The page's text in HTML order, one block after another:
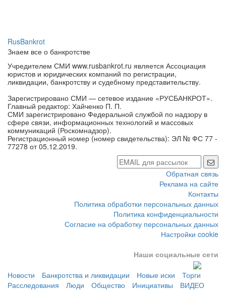
RusBankrot
Знаем все о банкротстве
Учредителем СМИ www.rusbankrot.ru является Ассоциация
юристов и юридических компаний по регистрации,
ликвидации, банкротству и судебному представительству.
Зарегистрировано СМИ — сетевое издание «РУСБАНКРОТ».
Главный редактор: Хайченко П. П.
СМИ зарегистрировано Федеральной службой по надзору в
сфере связи, информационных технологий и массовых
коммуникаций (Роскомнадзор).
Регистрационный номер (номер свидетельства): ЭЛ № ФС 77 -
77278 от 05.12.2019.
Обратная связь
Реклама на сайте
Контакты
Политика обработки персональных данных
Политика конфиденциальности
Согласие на обработку персональных данных
Настройки cookie
Наши социальные сети
Новости Банкротства и ликвидации Новые иски
Торги
Расследования
Люди Общество Инициативы ВИДЕО